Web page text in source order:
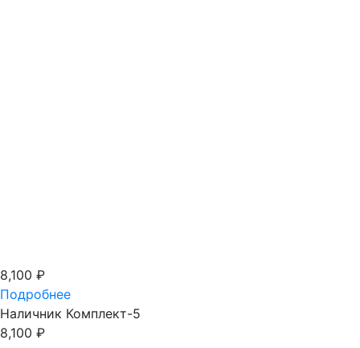
8,100 ₽
Подробнее
Наличник Комплект-5
8,100 ₽